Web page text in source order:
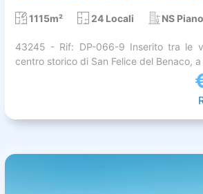
1115m² 24 Locali NS Piano
43245 - Rif: DP-066-9 Inserito tra le
centro storico di San Felice del Benaco,